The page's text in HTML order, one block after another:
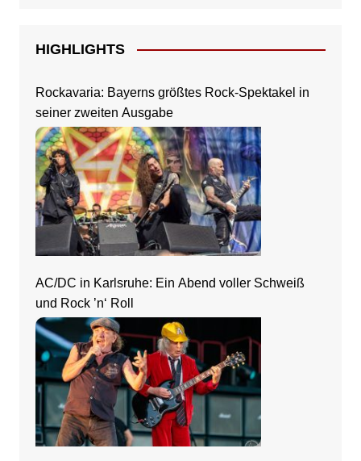
HIGHLIGHTS
Rockavaria: Bayerns größtes Rock-Spektakel in
seiner zweiten Ausgabe
AC/DC in Karlsruhe: Ein Abend voller Schweiß
und Rock ’n‘ Roll